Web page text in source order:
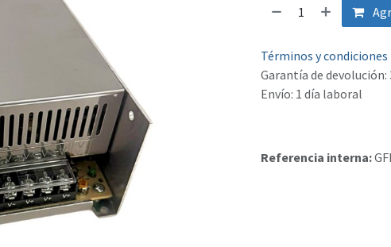
Términos y condiciones
Garantía de devolución:
Envío: 1 día laboral
Referencia interna: